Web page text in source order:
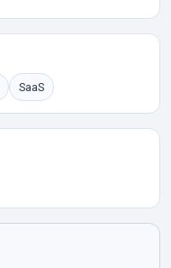
SaaS